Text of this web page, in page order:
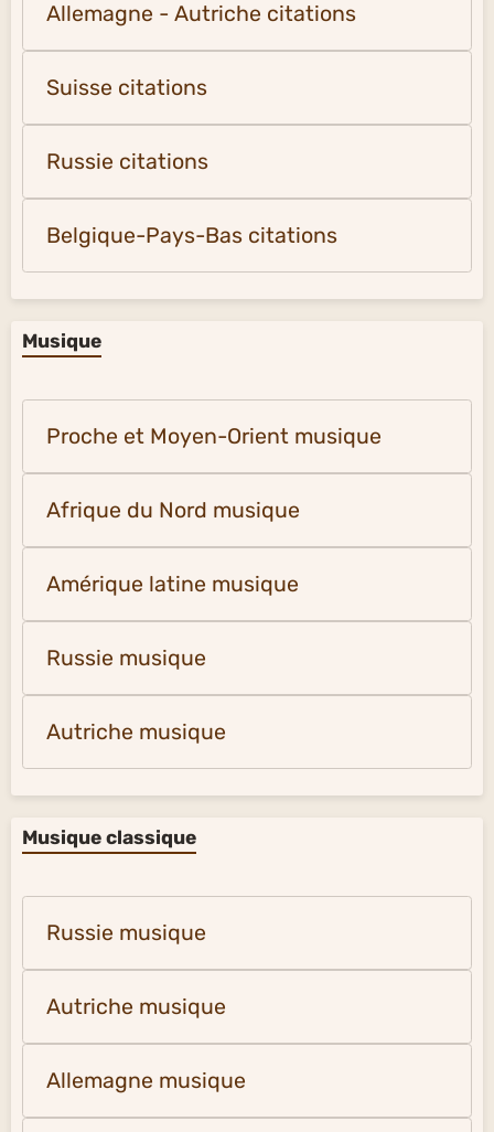
Allemagne - Autriche citations
Suisse citations
Russie citations
Belgique-Pays-Bas citations
Musique
Proche et Moyen-Orient musique
Afrique du Nord musique
Amérique latine musique
Russie musique
Autriche musique
Musique classique
Russie musique
Autriche musique
Allemagne musique